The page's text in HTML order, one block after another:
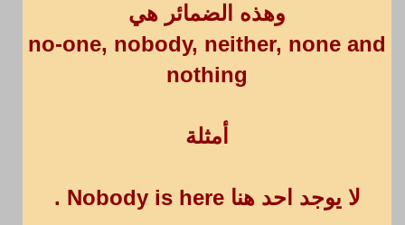
وهذه الضمائر هي
no-one, nobody, neither, none and
nothing
أمثلة
لا يوجد احد هنا Nobody is here .